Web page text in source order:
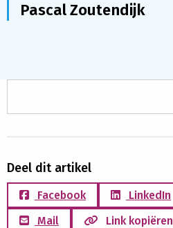
Pascal Zoutendijk
Deel dit artikel
Facebook LinkedIn
Mail
Link kopiëren